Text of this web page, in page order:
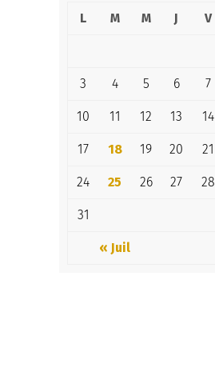
L M M J V
3 4 5 6 7
10 11 12 13 14
17 18 19 20 21
24 25 26 27 28
31
« Juil